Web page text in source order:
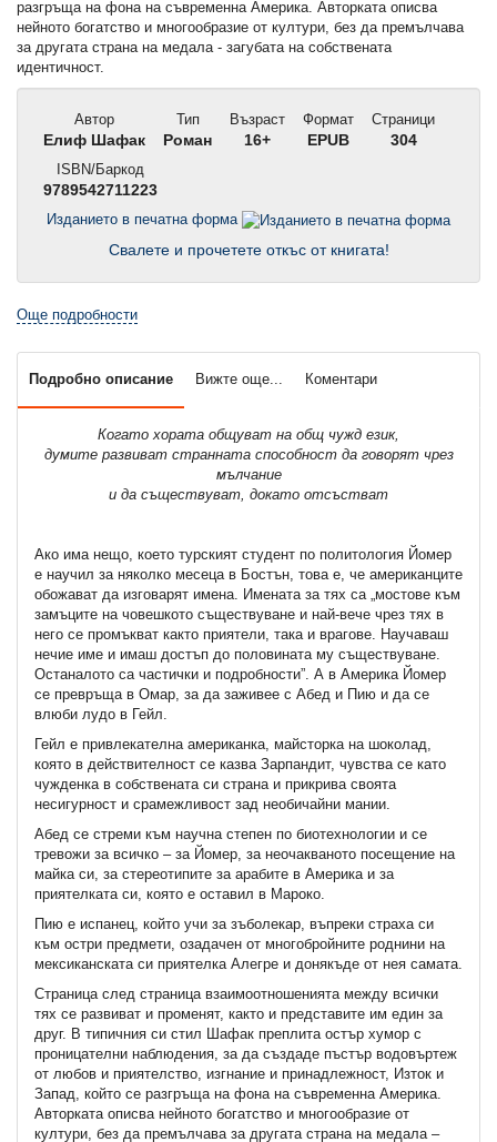
разгръща на фона на съвременна Америка. Авторката описва
нейното богатство и многообразие от култури, без да премълчава
за другата страна на медала - загубата на собствената
идентичност.
Автор
Елиф Шафак
Тип
Роман
Възраст
16+
Формат
EPUB
Страници
304
ISBN/Баркод
9789542711223
Изданието в печатна форма
Свалете и прочетете откъс от книгата!
Още подробности
Подробно описание Вижте още... Коментари
Когато хората общуват на общ чужд език,
думите развиват странната способност да говорят чрез
мълчание
и да съществуват, докато отсъстват
Ако има нещо, което турският студент по политология Йомер
е научил за няколко месеца в Бостън, това е, че американците
обожават да изговарят имена. Имената за тях са „мостове към
замъците на човешкото съществуване и най-вече чрез тях в
него се промъкват както приятели, така и врагове. Научаваш
нечие име и имаш достъп до половината му съществуване.
Останалото са частички и подробности”. А в Америка Йомер
се превръща в Омар, за да заживее с Абед и Пию и да се
влюби лудо в Гейл.
Гейл е привлекателна американка, майсторка на шоколад,
която в действителност се казва Зарпандит, чувства се като
чужденка в собствената си страна и прикрива своята
несигурност и срамежливост зад необичайни мании.
Абед се стреми към научна степен по биотехнологии и се
тревожи за всичко – за Йомер, за неочакваното посещение на
майка си, за стереотипите за арабите в Америка и за
приятелката си, която е оставил в Мароко.
Пию е испанец, който учи за зъболекар, въпреки страха си
към остри предмети, озадачен от многобройните роднини на
мексиканската си приятелка Алегре и донякъде от нея самата.
Страница след страница взаимоотношенията между всички
тях се развиват и променят, както и представите им един за
друг. В типичния си стил Шафак преплита остър хумор с
проницателни наблюдения, за да създаде пъстър водовъртеж
от любов и приятелство, изгнание и принадлежност, Изток и
Запад, който се разгръща на фона на съвременна Америка.
Авторката описва нейното богатство и многообразие от
култури, без да премълчава за другата страна на медала –